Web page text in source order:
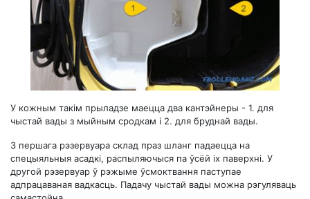
У кожным такім прыладзе маецца два кантэйнеры - 1. для
чыстай вады з мыйным сродкам і 2. для бруднай вады.
З першага рэзервуара склад праз шланг падаецца на
спецыяльныя асадкі, распыляючыся па ўсёй іх паверхні. У
другой рэзервуар ў рэжыме ўсмоктвання паступае
адпрацаваная вадкасць. Падачу чыстай вады можна рэгуляваць